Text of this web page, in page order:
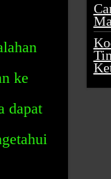
ke
dapat